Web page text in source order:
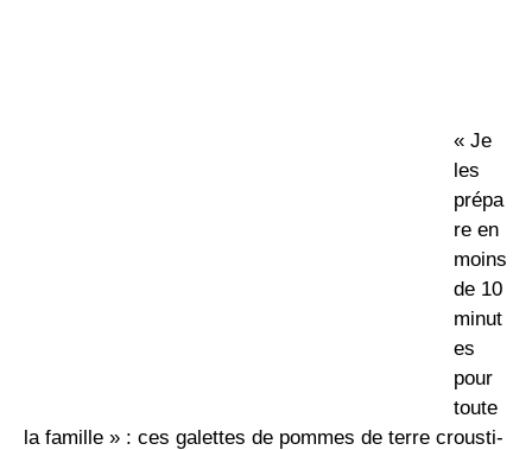
« Je
les
prépa
re en
moins
de 10
minut
es
pour
toute
la famille » : ces galettes de pommes de terre crousti-